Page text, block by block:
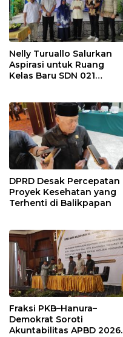
Nelly Turuallo Salurkan
Aspirasi untuk Ruang
Kelas Baru SDN 021
DPRD Desak Percepatan
Proyek Kesehatan yang
Terhenti di Balikpapan
Fraksi PKB–Hanura–
Demokrat Soroti
Akuntabilitas APBD 2026